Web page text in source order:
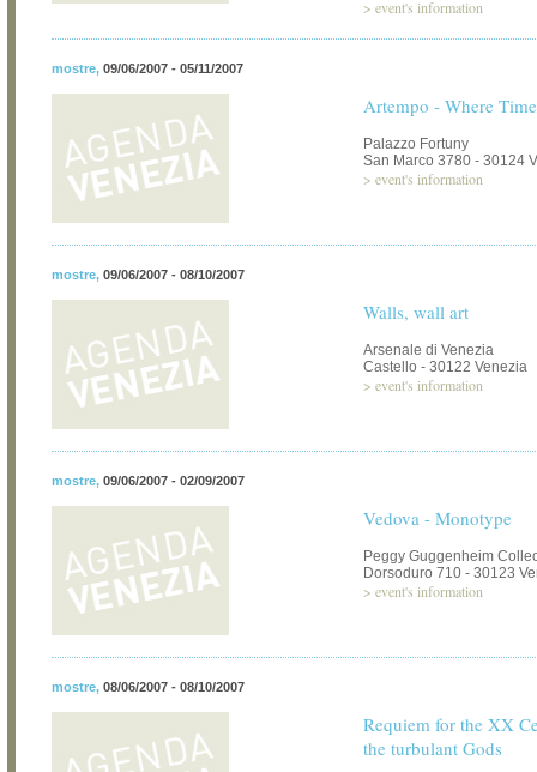
> event's information
mostre, 09/06/2007 - 05/11/2007
Artempo - Where
Palazzo Fortuny
San Marco 3780 - 30124
> event's information
mostre, 09/06/2007 - 08/10/2007
Walls, wall art
Arsenale di Venezia
Castello - 30122 Venezia
> event's information
mostre, 09/06/2007 - 02/09/2007
Vedova - Monotype
Peggy Guggenheim
Dorsoduro 710 - 30123
> event's information
mostre, 08/06/2007 - 08/10/2007
Requiem for the XX
the turbulant Gods